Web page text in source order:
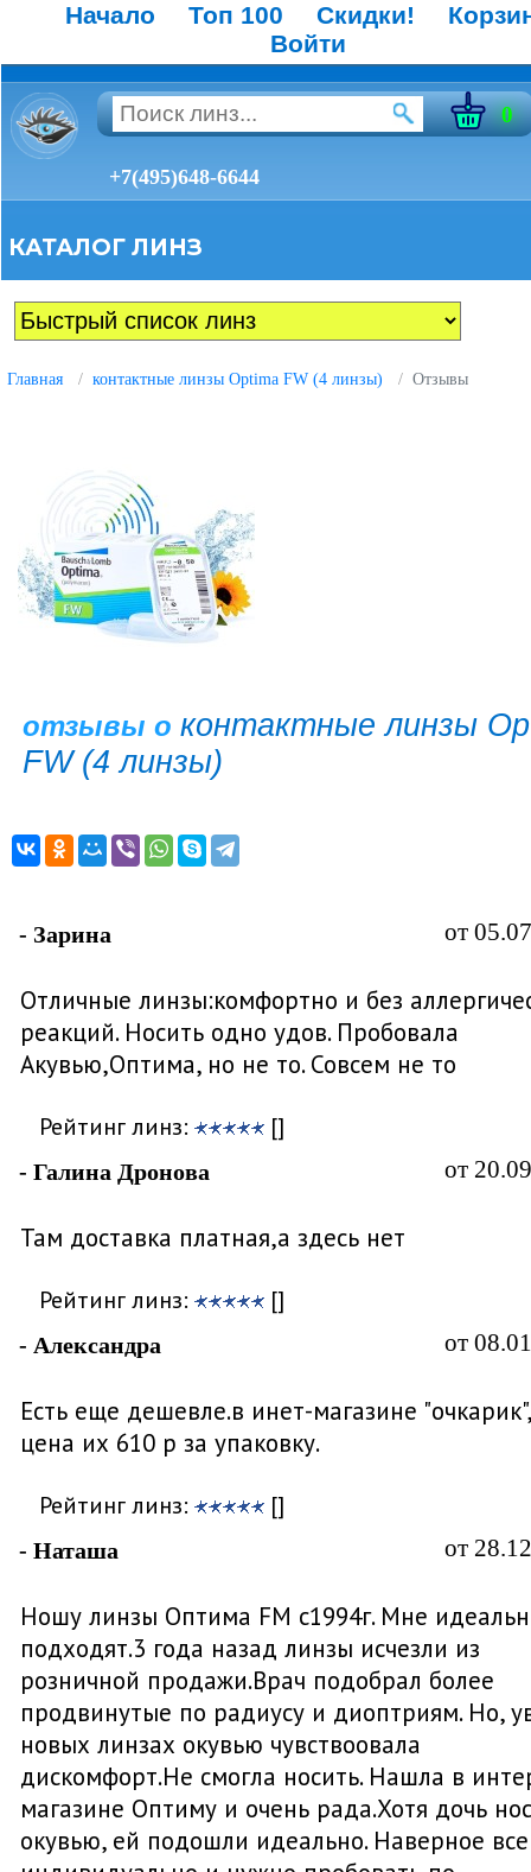
Начало Топ 100 Скидки!
Войти
0
+7(495)648-6644
КАТАЛОГ ЛИНЗ
Главная контактные линзы Optima FW (4 линзы) Отзывы
отзывы о контактные линзы
FW (4 линзы)
- Зарина от
Отличные линзы:комфортно и без
реакций. Носить одно удов. Пробовала
Акувью,Оптима, но не то. Совсем не то
Рейтинг линз: []
- Галина Дронова от
Там доставка платная,а здесь нет
Рейтинг линз: []
- Александра от
Есть еще дешевле.в инет-магазине "очкарик",
цена их 610 р за упаковку.
Рейтинг линз: []
- Наташа от
Ношу линзы Оптима FM с1994г. Мне
подходят.3 года назад линзы исчезли из
розничной продажи.Врач подобрал более
продвинутые по радиусу и диоптриям. Но,
новых линзах окувью чувствоовала
дискомфорт.Не смогла носить. Нашла в
магазине Оптиму и очень рада.Хотя дочь
окувью, ей подошли идеально. Наверное все